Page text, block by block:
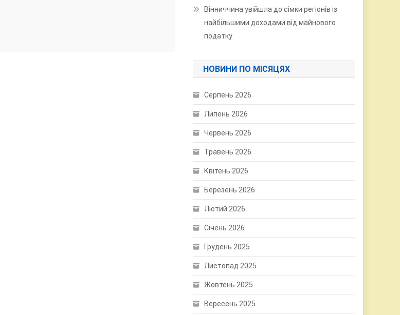
Вінниччина увійшла до сімки регіонів із
найбільшими доходами від майнового
податку
НОВИНИ ПО МІСЯЦЯХ
Серпень 2026
Липень 2026
Червень 2026
Травень 2026
Квітень 2026
Березень 2026
Лютий 2026
Січень 2026
Грудень 2025
Листопад 2025
Жовтень 2025
Вересень 2025